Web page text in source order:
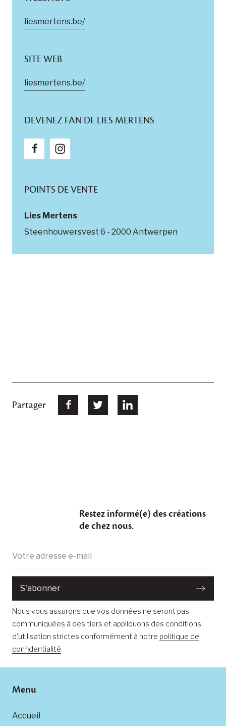
liesmertens.be/
SITE WEB
liesmertens.be/
DEVENEZ FAN DE LIES MERTENS
POINTS DE VENTE
Lies Mertens
Steenhouwersvest 6 - 2000 Antwerpen
Partager
Restez informé(e) des créations
de chez nous.
Vous avez été enregistré avec succès.
Adresse
électronique
S'abonner
Nous vous assurons que vos données ne seront pas
communiquées à des tiers et appliquons des conditions
d'utilisation strictes conformément à notre politique de
confidentialité.
Menu
Accueil